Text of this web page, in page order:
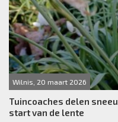
Wilnis, 20 maart 2026
Tuincoaches delen
start van de lente